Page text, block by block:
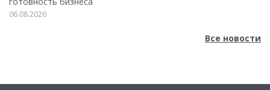
06.08.2026
Все новости